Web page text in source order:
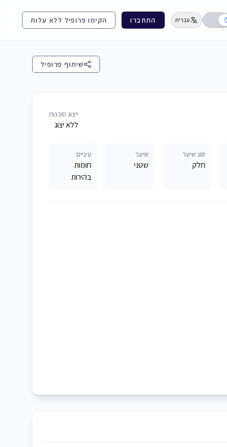
עברית התחברו הקימו פרופיל ללא עלות
שיתוף פרופיל
ייצוג סוכנות
ללא יצוג
סוג שיער
חלק
שיער
שטני
עיניים
חומות
בהירות